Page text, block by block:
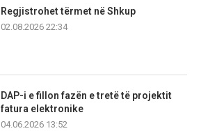
Regjistrohet tërmet në Shkup
02.08.2026 22:34
DAP-i e fillon fazën e tretë të projektit
fatura elektronike
04.06.2026 13:52